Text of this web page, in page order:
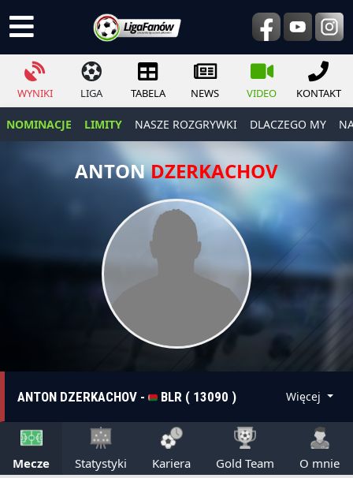
WYNIKI LIGA TABELA NEWS VIDEO KONTAKT
NOMINACJE LIMITY NASZE ROZGRYWKI DLACZEGO MY
ANTONDZERKACHOV
ANTON DZERKACHOV - BLR ( 13090 ) Więcej
Mecze Statystyki Kariera Gold Team
O mnie